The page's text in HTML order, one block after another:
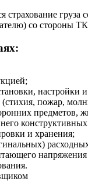
со стороны
настройки
пожар,
предметов,
и хранения;